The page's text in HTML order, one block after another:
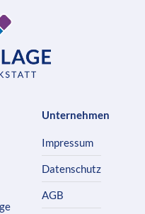
Unternehmen
Impressum
Datenschutz
AGB